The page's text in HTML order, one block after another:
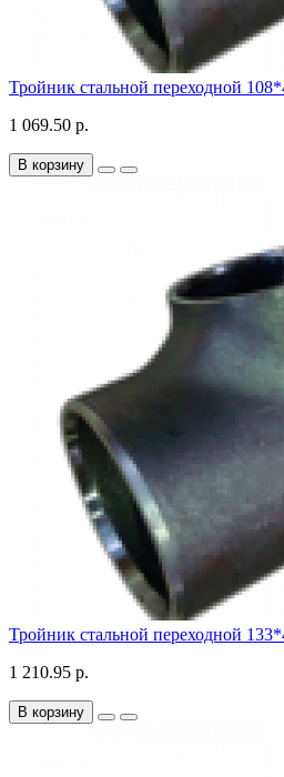
Тройник стальной переходной
1 069.50 р.
В корзину
Тройник стальной переходной
1 210.95 р.
В корзину